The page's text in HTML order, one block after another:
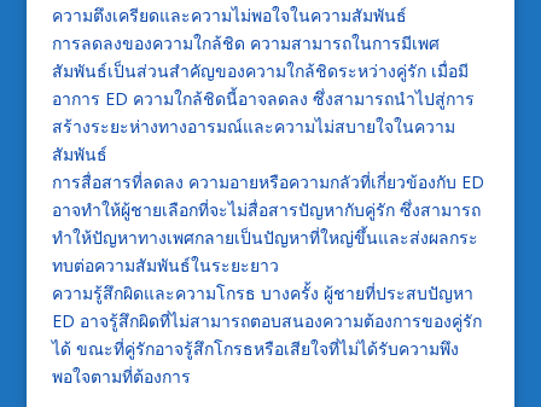
ความตึงเครียดและความไม่พอใจในความสัมพันธ์
การลดลงของความใกล้ชิด ความสามารถในการมีเพศ
สัมพันธ์เป็นส่วนสำคัญของความใกล้ชิดระหว่างคู่รัก เมื่อมี
อาการ ED ความใกล้ชิดนี้อาจลดลง ซึ่งสามารถนำไปสู่การ
สร้างระยะห่างทางอารมณ์และความไม่สบายใจในความ
สัมพันธ์
การสื่อสารที่ลดลง ความอายหรือความกลัวที่เกี่ยวข้องกับ ED
อาจทำให้ผู้ชายเลือกที่จะไม่สื่อสารปัญหากับคู่รัก ซึ่งสามารถ
ทำให้ปัญหาทางเพศกลายเป็นปัญหาที่ใหญ่ขึ้นและส่งผลกระ
ทบต่อความสัมพันธ์ในระยะยาว
ความรู้สึกผิดและความโกรธ บางครั้ง ผู้ชายที่ประสบปัญหา
ED อาจรู้สึกผิดที่ไม่สามารถตอบสนองความต้องการของคู่รัก
ได้ ขณะที่คู่รักอาจรู้สึกโกรธหรือเสียใจที่ไม่ได้รับความพึง
พอใจตามที่ต้องการ